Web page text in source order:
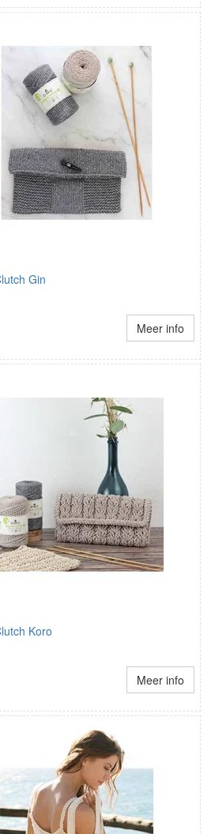
Gin
Meer info
Koro
Meer info